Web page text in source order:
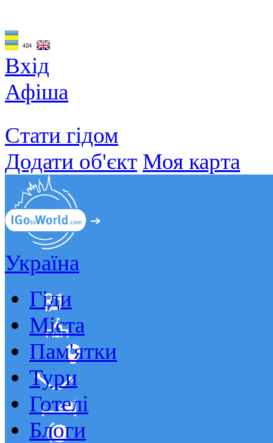
Вхід
Афіша
Стати гідом
Додати об'єкт Моя карта
Україна
Гіди
Міста
Пам'ятки
Тури
Готелі
Блоги